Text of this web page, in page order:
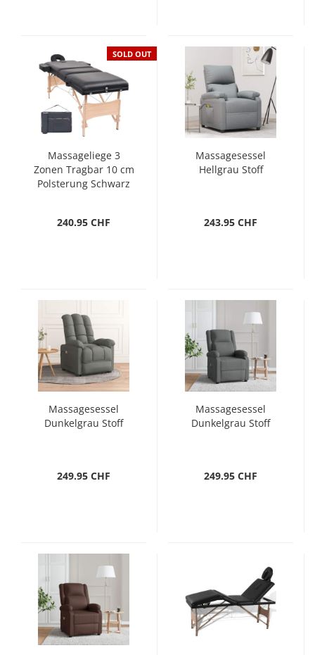
SOLD OUT
Massageliege 3
Zonen Tragbar 10 cm
Polsterung Schwarz
240.95 CHF
Massagesessel
Hellgrau Stoff
243.95 CHF
Massagesessel
Dunkelgrau Stoff
249.95 CHF
Massagesessel
Dunkelgrau Stoff
249.95 CHF